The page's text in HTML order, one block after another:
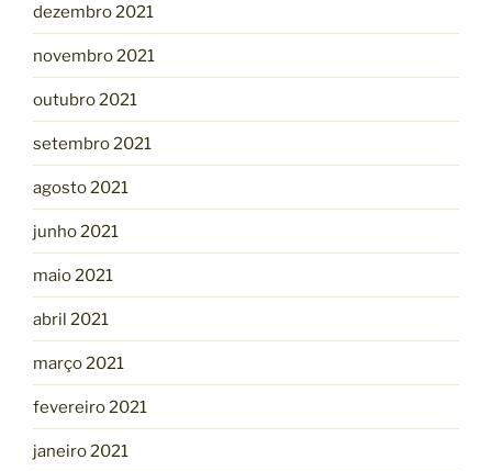
dezembro 2021
novembro 2021
outubro 2021
setembro 2021
agosto 2021
junho 2021
maio 2021
abril 2021
março 2021
fevereiro 2021
janeiro 2021